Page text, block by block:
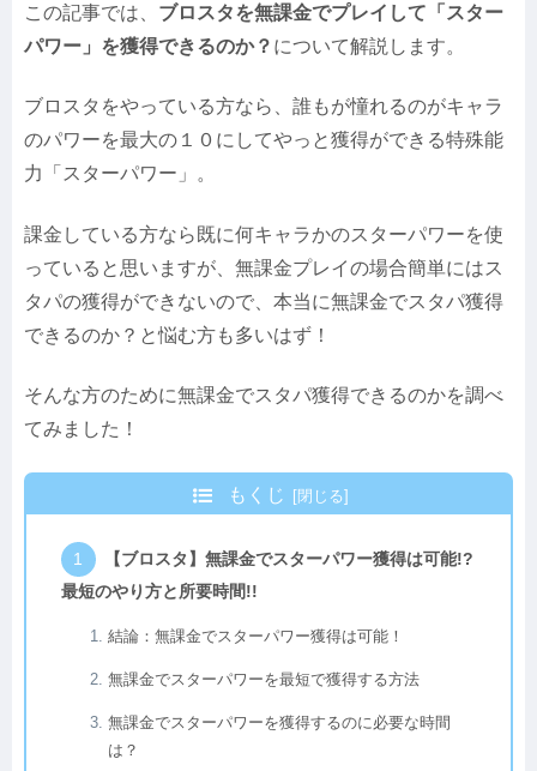
この記事では、 ブロスタを無課金でプレイして「スター
パワー」を獲得できるのか？ について解説します。
ブロスタをやっている方なら、誰もが憧れるのがキャラ
のパワーを最大の１０にしてやっと獲得ができる特殊能
力「スターパワー」。
課金している方なら既に何キャラかのスターパワーを使
っていると思いますが、無課金プレイの場合簡単にはス
タパの獲得ができないので、本当に無課金でスタパ獲得
できるのか？と悩む方も多いはず！
そんな方のために無課金でスタパ獲得できるのかを調べ
てみました！
もくじ
【ブロスタ】無課金でスターパワー獲得は可能!?
最短のやり方と所要時間!!
結論：無課金でスターパワー獲得は可能！
無課金でスターパワーを最短で獲得する方法
無課金でスターパワーを獲得するのに必要な時間
は？